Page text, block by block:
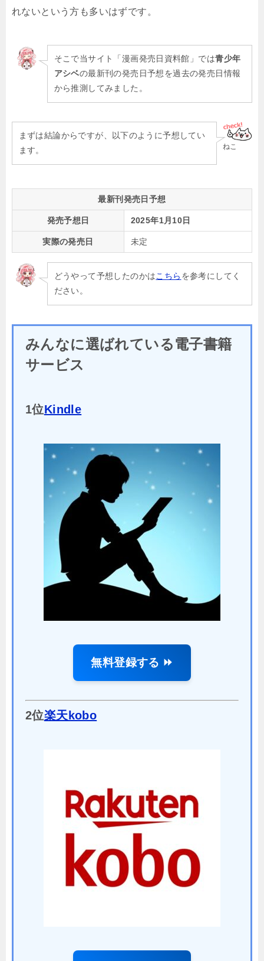
れないという方も多いはずです。
そこで当サイト「漫画発売日資料館」では青少年
アシベの最新刊の発売日予想を過去の発売日情報
から推測してみました。
ねこ
まずは結論からですが、以下のように予想してい
ます。
最新刊発売日予想
発売予想日 2025年1月10日
実際の発売日 未定
どうやって予想したのかはこちら を参考にしてく
ださい。
みんなに選ばれている電子書籍
サービス
1位Kindle
無料登録する ⏩
2位楽天kobo